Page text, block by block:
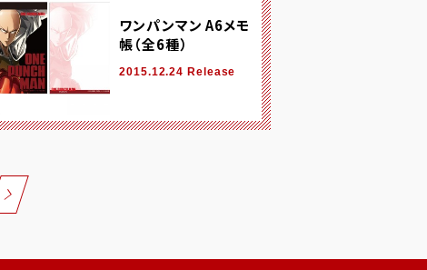
ワンパンマン A6メモ
帳（全6種）
2015.12.24 Release